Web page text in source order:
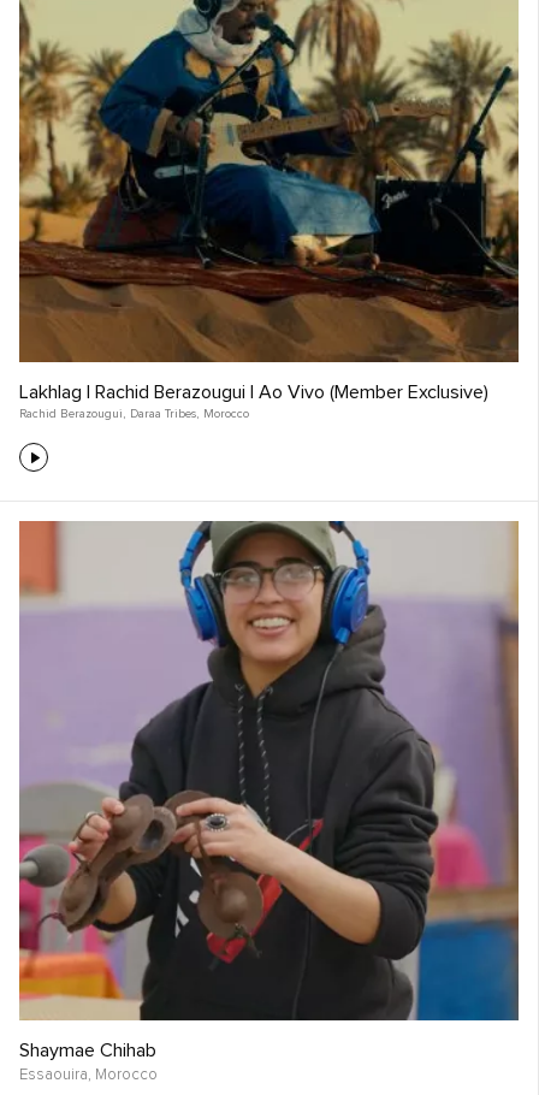
Lakhlag | Rachid Berazougui | Ao Vivo (Member Exclusive)
Rachid Berazougui , Daraa Tribes, Morocco
Shaymae Chihab
Essaouira, Morocco